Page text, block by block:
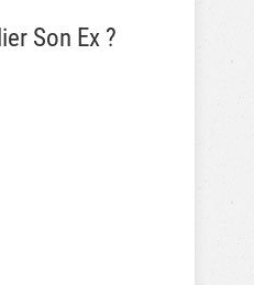
Son Ex ?